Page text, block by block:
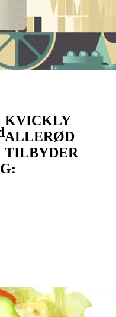
KVICKLY
ALLERØD
TILBYDER